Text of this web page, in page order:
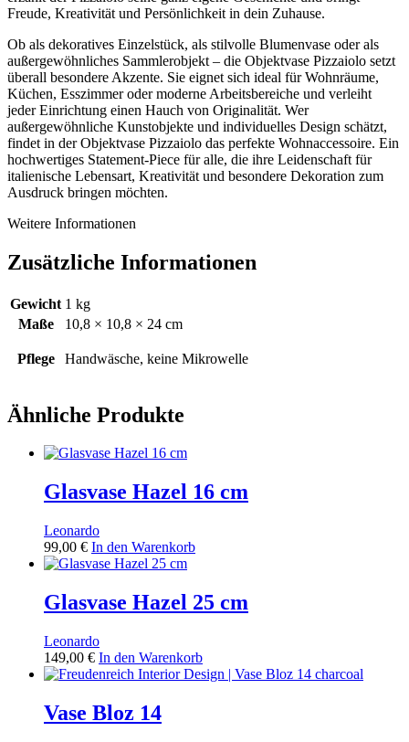
Freude, Kreativität und Persönlichkeit in dein Zuhause.
Ob als dekoratives Einzelstück, als stilvolle Blumenvase oder als
außergewöhnliches Sammlerobjekt – die Objektvase Pizzaiolo setzt
überall besondere Akzente. Sie eignet sich ideal für Wohnräume,
Küchen, Esszimmer oder moderne Arbeitsbereiche und verleiht
jeder Einrichtung einen Hauch von Originalität. Wer
außergewöhnliche Kunstobjekte und individuelles Design schätzt,
findet in der Objektvase Pizzaiolo das perfekte Wohnaccessoire. Ein
hochwertiges Statement-Piece für alle, die ihre Leidenschaft für
italienische Lebensart, Kreativität und besondere Dekoration zum
Ausdruck bringen möchten.
Weitere Informationen
Zusätzliche Informationen
Gewicht 1 kg
Maße
10,8 × 10,8 × 24 cm
Pflege Handwäsche, keine Mikrowelle
Ähnliche Produkte
Glasvase Hazel 16 cm
Leonardo
99,00 € In den Warenkorb
Glasvase Hazel 25 cm
Leonardo
149,00 € In den Warenkorb
Vase Bloz 14